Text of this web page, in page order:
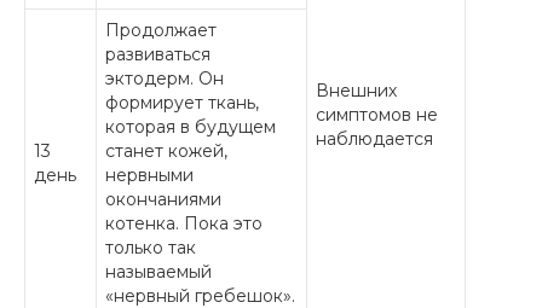
Внешних
симптомов не
наблюдается
13
день
Продолжает
развиваться
эктодерм. Он
формирует ткань,
которая в будущем
станет кожей,
нервными
окончаниями
котенка. Пока это
только так
называемый
«нервный гребешок».